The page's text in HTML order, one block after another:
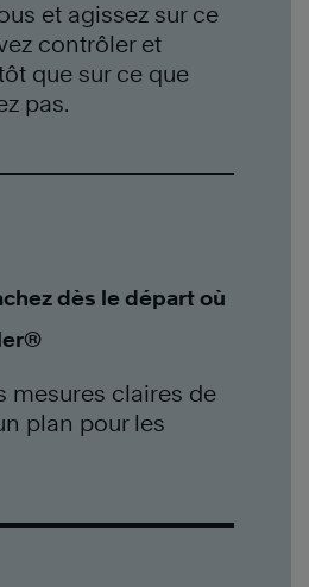
et agissez sur ce
contrôler et
que sur ce que
pas.
dès le départ où
mesures claires de
plan pour les